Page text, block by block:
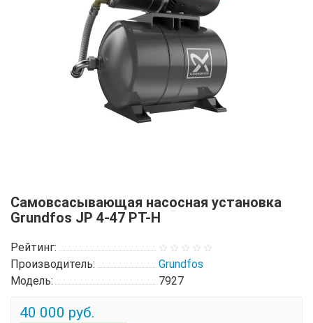
Самовсасывающая насосная установка
Grundfos JP 4-47 PT-H
Рейтинг:
Производитель:
Grundfos
Модель:
7927
40 000 руб.